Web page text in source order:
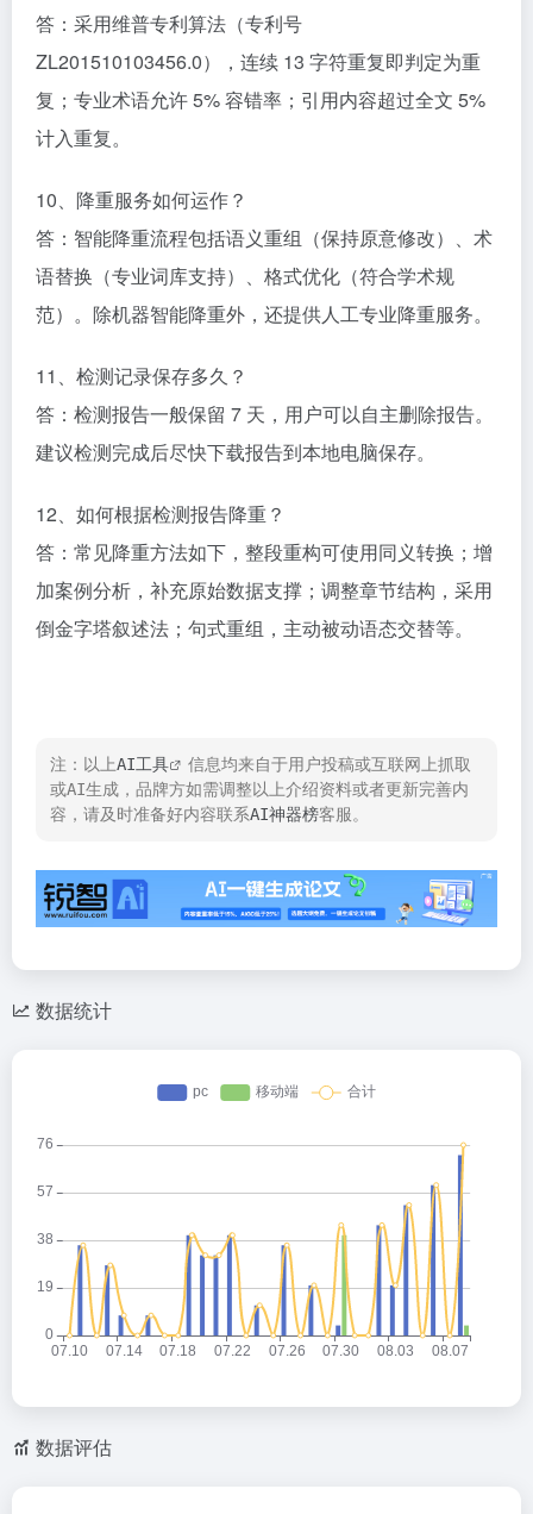
答：采用维普专利算法（专利号
ZL201510103456.0），连续 13 字符重复即判定为重
复；专业术语允许 5% 容错率；引用内容超过全文 5%
计入重复。​
10、降重服务如何运作？​
答：智能降重流程包括语义重组（保持原意修改）、术
语替换（专业词库支持）、格式优化（符合学术规
范）。除机器智能降重外，还提供人工专业降重服务。​
11、检测记录保存多久？​
答：检测报告一般保留 7 天，用户可以自主删除报告。
建议检测完成后尽快下载报告到本地电脑保存。​
12、如何根据检测报告降重？​
答：常见降重方法如下，整段重构可使用同义转换；增
加案例分析，补充原始数据支撑；调整章节结构，采用
倒金字塔叙述法；句式重组，主动被动语态交替等。​
注：以上AI工具
信息均来自于用户投稿或互联网上抓取
或AI生成，品牌方如需调整以上介绍资料或者更新完善内
容，请及时准备好内容联系AI神器榜客服。
数据统计
数据评估